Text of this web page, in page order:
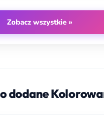
Zobacz wszystkie »
dodane